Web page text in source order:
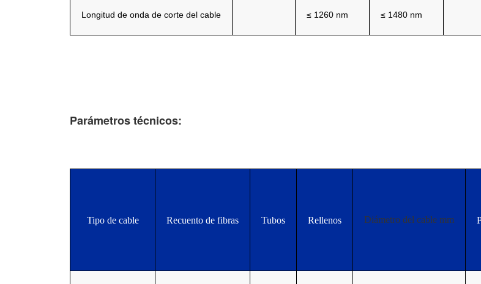
Longitud de onda de corte del cable ≤ 1260 nm ≤ 1480 nm
Parámetros técnicos:
Tipo de cable Recuento de fibras Tubos Rellenos Diámetro del cable mm